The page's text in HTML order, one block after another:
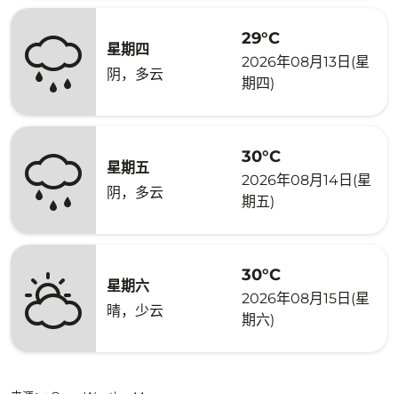
星期四
阴，多云
29°C
2026年08月13日(星
期四)
星期五
阴，多云
30°C
2026年08月14日(星
期五)
星期六
晴，少云
30°C
2026年08月15日(星
期六)